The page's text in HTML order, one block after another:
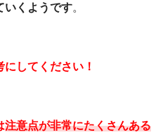
いくようです。
にしてください！
注意点が非常にたくさんある